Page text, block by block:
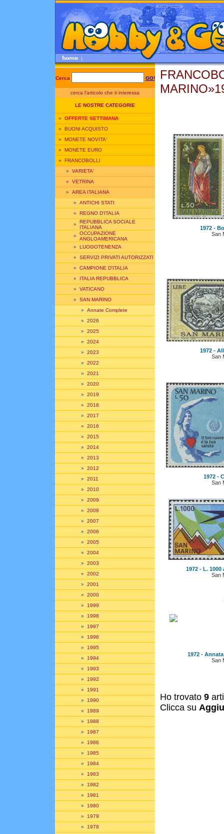
Cerca GO!
cerca l'articolo che ti interessa
LE NOSTRE CATEGORIE
» OFFERTE SETTIMANA
» BUONI ACQUISTO
» MONETE NOVITA'
» MONETE EURO
» FRANCOBOLLI
» VARIETA'
» VETRINA
» AREA ITALIANA
» ANTICHI STATI
» REGNO D'ITALIA
» REPUBBLICA SOCIALE
ITALIANA
» OCCUPAZIONE
ANGLOAMERICANA
» LUOGOTENENZA
» SERVIZI PRIVATI AUTORIZZATI
» CAMPIONE D'ITALIA
» ITALIA REPUBBLICA
» VATICANO
» SAN MARINO
» Annate Complete
» 2026
» 2025
» 2024
» 2023
» 2022
» 2021
» 2020
» 2019
» 2018
» 2017
» 2016
» 2015
» 2014
» 2013
» 2012
» 2011
» 2010
» 2009
» 2008
» 2007
» 2006
» 2005
» 2004
» 2003
» 2002
» 2001
» 2000
» 1999
» 1998
» 1997
» 1996
» 1995
» 1994
» 1993
» 1992
» 1991
» 1990
» 1989
» 1988
» 1987
» 1986
» 1985
» 1984
» 1983
» 1982
» 1981
» 1980
» 1979
» 1978
1972 -
San
1972 -
San
1972 -
San
1972 - L. 1000
San
1972 -
San
Ho trovato 9
Clicca su